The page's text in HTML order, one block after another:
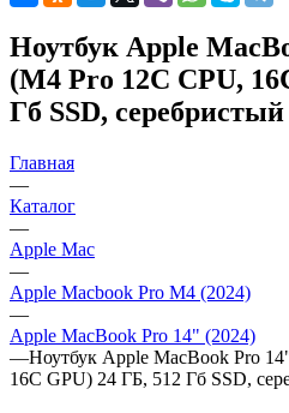
Ноутбук Apple
(M4 Pro 12C CPU,
Гб SSD,
Главная
—
Каталог
—
Apple Mac
—
Apple Macbook Pro M4 (2024)
—
Apple MacBook Pro 14" (2024)
—Ноутбук Apple MacBook Pro
16C GPU) 24 ГБ, 512 Гб SSD,